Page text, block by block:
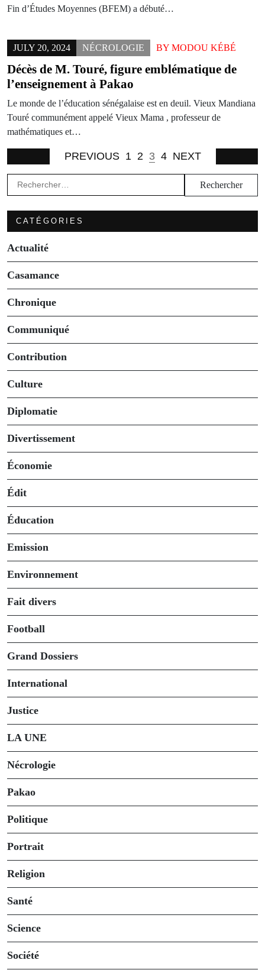
Fin d’Études Moyennes (BFEM) a débuté…
JULY 20, 2024 NÉCROLOGIE BY MODOU KÉBÉ
Décès de M. Touré, figure emblématique de
l’enseignement à Pakao
Le monde de l’éducation sénégalaise est en deuil. Vieux Mandiana
Touré communément appelé Vieux Mama , professeur de
mathématiques et…
PREVIOUS 1 2 3 4 NEXT
Rechercher :
CATÉGORIES
Actualité
Casamance
Chronique
Communiqué
Contribution
Culture
Diplomatie
Divertissement
Économie
Édit
Éducation
Emission
Environnement
Fait divers
Football
Grand Dossiers
International
Justice
LA UNE
Nécrologie
Pakao
Politique
Portrait
Religion
Santé
Science
Société